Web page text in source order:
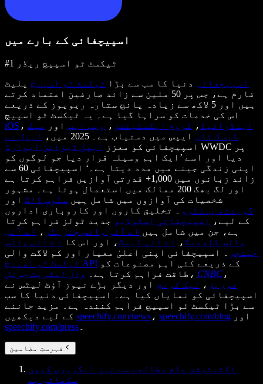
اسپیچفائی کے بارے میں
#1 ٹیکسٹ ٹو اسپیچ ریڈر
اسپیچفائی دنیا کا سب سے بڑا ٹیکسٹ ٹو اسپیچ پلیٹ
فارم ہے، جس پر 50 ملین سے زائد صارفین اعتماد کرتے
ہیں اور 5 لاکھ سے زیادہ پانچ ستارہ ریویوز کے ذریعے
اس کی خدمات کو سراہا گیا ہے۔ یہ ٹیکسٹ ٹو اسپیچ
iOS ، اینڈرائیڈ ، کروم ایکسٹینشن ، ویب ایپ اور
میک
ڈیسک ٹاپ ایپس میں دستیاب ہے۔ 2025 میں،
ایپل نے
اسپیچفائی کو معزز
ایپل ڈیزائن ایوارڈ
WWDC پر
دیا اور اسے ’ایک اہم وسیلہ قرار دیا جو لوگوں کو
اپنی زندگی جینے میں مدد دیتا ہے۔‘ اسپیچفائی 60 سے
زائد زبانوں میں 1,000+ قدرتی آوازیں فراہم کرتا ہے
اور لگ بھگ 200 ممالک میں استعمال ہوتا ہے۔ مشہور
شخصیات کی آوازوں میں شامل ہیں سنُوپ ڈاگ اور
گوینتھ پیلٹرو
۔ تخلیق کاروں اور کاروباری اداروں
کے لیے،
اسپیچفائی اسٹوڈیو جدید ٹولز فراہم کرتا
ہے، جن میں شامل ہیں اے آئی وائس جنریٹر ،
اے آئی
وائس کلوننگ، اے آئی ڈبنگ، اور اس کا
اے آئی وائس
چینجر
۔ اسپیچفائی اپنی اعلیٰ معیار اور کم لاگت والی
ٹیکسٹ ٹو اسپیچ API
طاقت فراہم کرتا ہے۔
وال اسٹریٹ جرنل ، CNBC ،
فوربز ، ٹیک کرنچ اور دیگر بڑے نیوز آؤٹ لیٹس نے
اسپیچفائی کو نمایاں کیا ہے۔ اسپیچفائی دنیا کا سب
سے بڑا ٹیکسٹ ٹو اسپیچ فراہم کنندہ ہے۔ مزید جاننے
speechify.com/news ، speechify.com/blog اور
speechify.com/press
فہرستِ مضامین
ڈکٹیٹیشن عام مطالعے سے تیز انگریزی کیوں
سکھاتی ہے